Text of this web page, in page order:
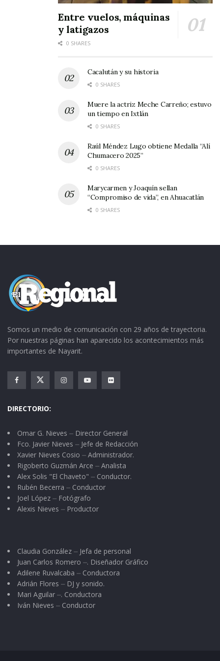
Entre vuelos, máquinas
y latigazos
0 SHARES
Cacalután y su historia
0 SHARES
Muere la actriz Meche Carreño; estuvo
un tiempo en Ixtlán
0 SHARES
Raúl Méndez Lugo obtiene Medalla “Alí
Chumacero 2025”
0 SHARES
Marycarmen y Joaquín sellan
“Compromiso de vida”, en Ahuacatlán
0 SHARES
Somos un medio de comunicación con 29 años de trayectoria.
Por nuestras páginas han aparecido los acontecimientos más
importantes de Nayarit.
DIRECTORIO:
Omar G. Nieves ⏤ Director General
Fco. Javier Nieves ⏤ Jefe de Redacción
Xavier Nieves Cosio ⏤ Administrador.
Rigoberto Guzmán Arce ⏤ Analista
Alex Solis "El Chaveto" ⏤ Conductor.
Rubén Becerra ⏤ Conductor
Joel López ⏤ Fotógrafo
Alexis Nieves ⏤ Productor
Claudia González ⏤ Jefa de personal
Juan Carlos Romero ⏤. Diseñador Gráfico
Adilene Ruvalcaba ⏤ Conductora
Adrián Flores ⏤ DJ y sonido.
Mari Aguilar ⏤. Conductora
Iván Nieves ⏤ Conductor